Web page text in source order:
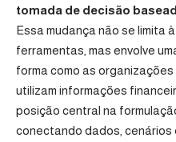
tomada de decisão
Essa mudança não se limita
ferramentas, mas envolve
forma como as
utilizam informações
posição central na
conectando dados, cenários